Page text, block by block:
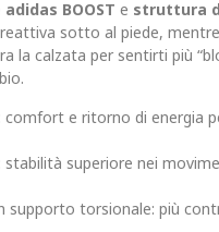
BOOST e struttura
sotto al piede,
la calzata per sentirti più
: comfort e ritorno di energia
: stabilità superiore nei
supporto torsionale: più